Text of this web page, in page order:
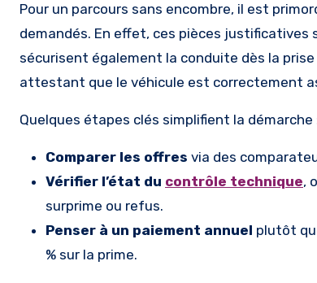
Pour un parcours sans encombre, il est
demandés. En effet, ces pièces
sécurisent également la conduite dès la
attestant que le véhicule est correctement
Quelques étapes clés simplifient la démarche
Comparer les offres via des
Vérifier l’état du contrôle technique,
surprime ou refus.
Penser à un paiement annuel plutôt
% sur la prime.